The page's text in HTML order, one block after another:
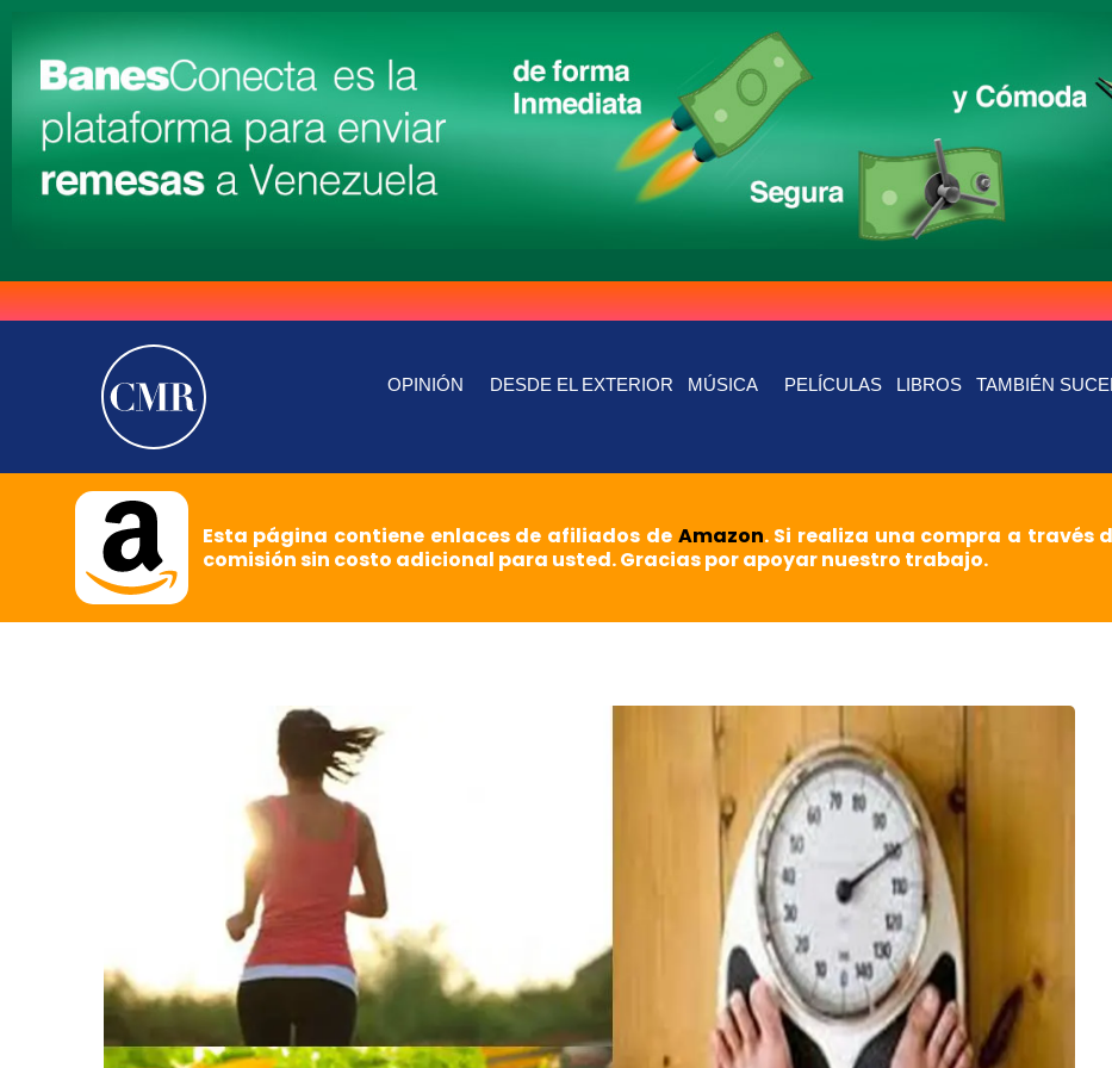
OPINIÓN DESDE EL EXTERIOR MÚSICA PELÍCULAS LIBROS TAMBIÉN
Esta página contiene enlaces de afiliados de Amazon. Si realiza una compra a través
comisión sin costo adicional para usted. Gracias por apoyar nuestro trabajo.